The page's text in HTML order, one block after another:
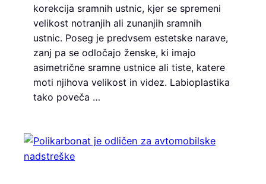
korekcija sramnih ustnic, kjer se spremeni
velikost notranjih ali zunanjih sramnih
ustnic. Poseg je predvsem estetske narave,
zanj pa se odločajo ženske, ki imajo
asimetrične sramne ustnice ali tiste, katere
moti njihova velikost in videz. Labioplastika
tako poveča …